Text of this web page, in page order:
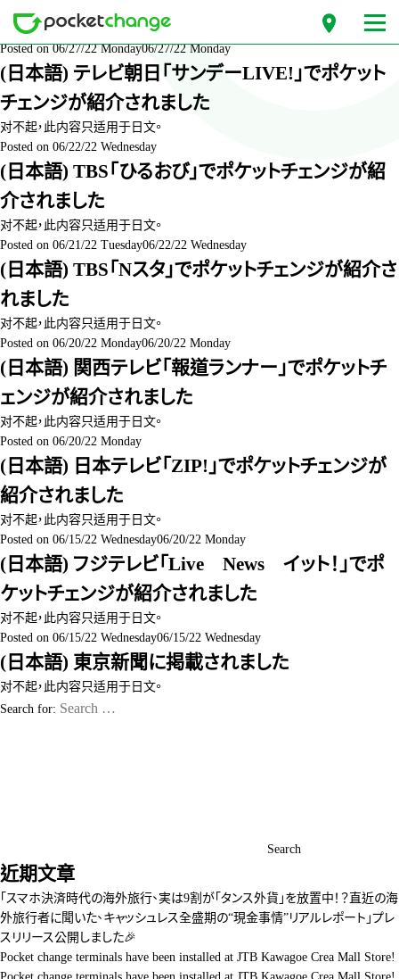
月份: 2022 年 6 月
Posted on 06/27/22 Monday06/27/22 Monday
(日本語) テレビ朝日「サンデーLIVE!」でポケット
チェンジが紹介されました
对不起，此内容只适用于 日文。
Posted on 06/22/22 Wednesday
(日本語) TBS「ひるおび」でポケットチェンジが紹
介されました
对不起，此内容只适用于 日文。
Posted on 06/21/22 Tuesday06/22/22 Wednesday
(日本語) TBS「Nスタ」でポケットチェンジが紹介さ
れました
对不起，此内容只适用于 日文。
Posted on 06/20/22 Monday06/20/22 Monday
(日本語) 関西テレビ「報道ランナー」でポケットチ
ェンジが紹介されました
对不起，此内容只适用于 日文。
Posted on 06/20/22 Monday
(日本語) 日本テレビ「ZIP!」でポケットチェンジが
紹介されました
对不起，此内容只适用于 日文。
Posted on 06/15/22 Wednesday06/20/22 Monday
(日本語) フジテレビ「Live News イット！」でポ
ケットチェンジが紹介されました
对不起，此内容只适用于 日文。
Posted on 06/15/22 Wednesday06/15/22 Wednesday
(日本語) 東京新聞に掲載されました
对不起，此内容只适用于 日文。
Search for:
Search
近期文章
「スマホ決済時代の海外旅行、実は9割が「タンス外貨」を放置中！？直近の海
外旅行者に聞いた、キャッシュレス全盛期の“現金事情”リアルレポート」プレ
スリリース公開しました🎉
Pocket change terminals have been installed at JTB Kawagoe Crea Mall Store!